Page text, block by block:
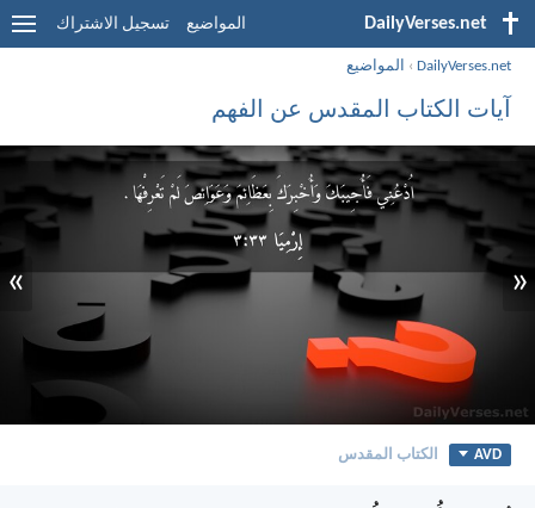
DailyVerses.net المواضيع تسجيل الاشتراك
DailyVerses.net
› المواضيع
آيات الكتاب المقدس عن الفهم
«
»
AVD الكتاب المقدس